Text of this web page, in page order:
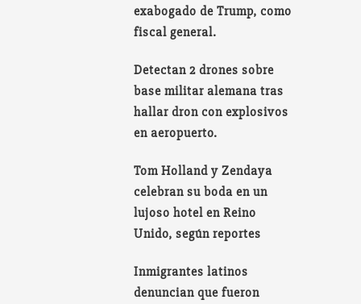
exabogado de Trump, como
fiscal general.
Detectan 2 drones sobre
base militar alemana tras
hallar dron con explosivos
en aeropuerto.
Tom Holland y Zendaya
celebran su boda en un
lujoso hotel en Reino
Unido, según reportes
Inmigrantes latinos
denuncian que fueron